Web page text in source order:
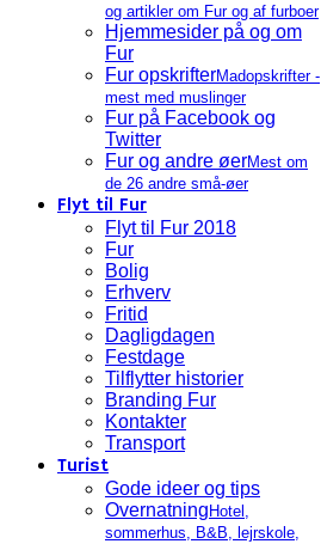
og artikler om Fur og af furboer
Hjemmesider på og om
Fur
Fur opskrifterMadopskrifter -
mest med muslinger
Fur på Facebook og
Twitter
Fur og andre øerMest om
de 26 andre små-øer
Flyt til Fur
Flyt til Fur 2018
Fur
Bolig
Erhverv
Fritid
Dagligdagen
Festdage
Tilflytter historier
Branding Fur
Kontakter
Transport
Turist
Gode ideer og tips
Overnatning Hotel,
sommerhus, B&B, lejrskole,